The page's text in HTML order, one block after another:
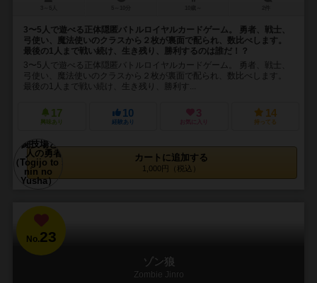
3〜5人で遊べる正体隠匿バトルロイヤルカードゲーム。 勇者、戦士、
弓使い、魔法使いのクラスから２枚が裏面で配られ、数比べします。
最後の1人まで戦い続け、生き残り、勝利するのは誰だ！？
3〜5人で遊べる正体隠匿バトルロイヤルカードゲーム。 勇者、戦士、
弓使い、魔法使いのクラスから２枚が裏面で配られ、数比べします。
最後の1人まで戦い続け、生き残り、勝利す...
17
興味あり
10
経験あり
3
お気に入り
14
持ってる
カートに追加する
1,000円（税込）
No.23
ゾン狼
Zombie Jinro